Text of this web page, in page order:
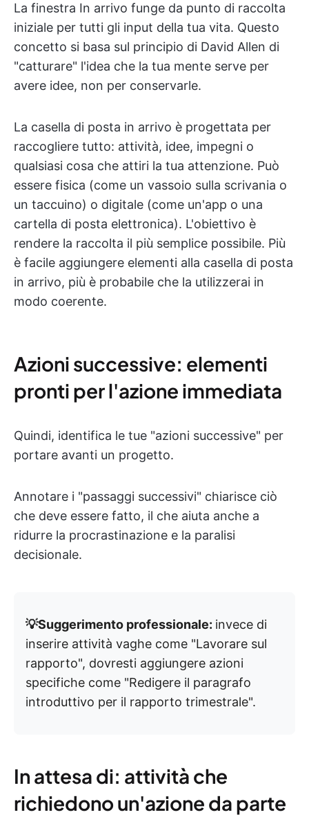
La finestra In arrivo funge da punto di raccolta
iniziale per tutti gli input della tua vita. Questo
concetto si basa sul principio di David Allen di
"catturare" l'idea che la tua mente serve per
avere idee, non per conservarle.
La casella di posta in arrivo è progettata per
raccogliere tutto: attività, idee, impegni o
qualsiasi cosa che attiri la tua attenzione. Può
essere fisica (come un vassoio sulla scrivania o
un taccuino) o digitale (come un'app o una
cartella di posta elettronica). L'obiettivo è
rendere la raccolta il più semplice possibile. Più
è facile aggiungere elementi alla casella di posta
in arrivo, più è probabile che la utilizzerai in
modo coerente.
Azioni successive: elementi
pronti per l'azione immediata
Quindi, identifica le tue "azioni successive" per
portare avanti un progetto.
Annotare i "passaggi successivi" chiarisce ciò
che deve essere fatto, il che aiuta anche a
ridurre la procrastinazione e la paralisi
decisionale.
💡Suggerimento professionale: invece di
inserire attività vaghe come "Lavorare sul
rapporto", dovresti aggiungere azioni
specifiche come "Redigere il paragrafo
introduttivo per il rapporto trimestrale".
In attesa di: attività che
richiedono un'azione da parte